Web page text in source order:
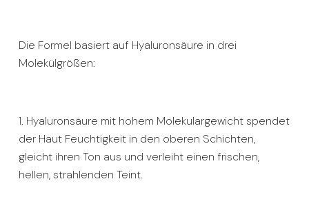
Die Formel basiert auf Hyaluronsäure in drei
Molekülgrößen:
1. Hyaluronsäure mit hohem Molekulargewicht spendet
der Haut Feuchtigkeit in den oberen Schichten,
gleicht ihren Ton aus und verleiht einen frischen,
hellen, strahlenden Teint.